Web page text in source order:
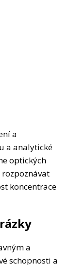
a
a analytické
optických
koncentrace
a
schopnosti a